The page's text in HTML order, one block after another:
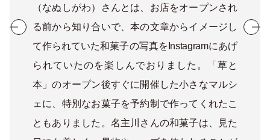
（なぬしがわ）さんとは、お店をオープンされ
る前から知り合いで、本の文章からイメージし
て作られていた和菓子の写真をInstagramにあげ
られていたのを楽しんでおりました。「草と
本」のオープン後すぐに開催した小さなマルシ
ェに、特別なお菓子を予約制で作ってくれたこ
ともありました。名主川さんの和菓子は、見た